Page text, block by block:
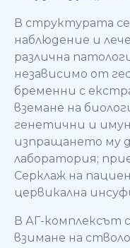
В структурата
наблюдение и
различна
независимо от
бременни с
вземане на
генетични и
изпращането му
лаборатория;
Серклаж на
цервикална
В АГ-комплексът
взимане на